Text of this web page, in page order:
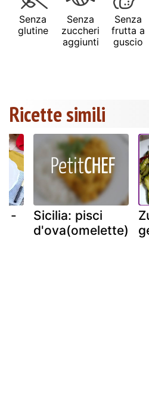
Senza
glutine
Senza
zuccheri
aggiunti
Senza
frutta a
guscio
Ricette simili
-
Sicilia: pisci
d'ova(omelette)